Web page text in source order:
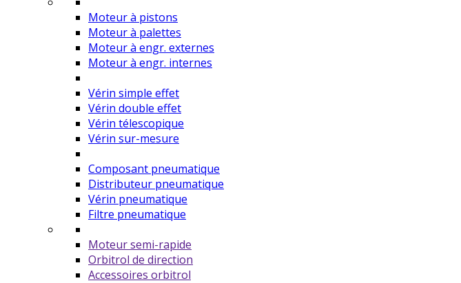
Moteur à pistons
Moteur à palettes
Moteur à engr. externes
Moteur à engr. internes
Vérin simple effet
Vérin double effet
Vérin télescopique
Vérin sur-mesure
Composant pneumatique
Distributeur pneumatique
Vérin pneumatique
Filtre pneumatique
Moteur semi-rapide
Orbitrol de direction
Accessoires orbitrol